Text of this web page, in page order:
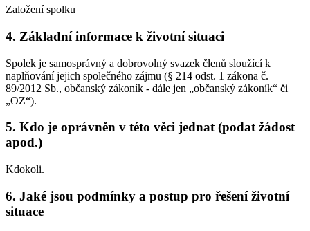
Založení spolku
4. Základní informace k životní situaci
Spolek je samosprávný a dobrovolný svazek členů sloužící k
naplňování jejich společného zájmu (§ 214 odst. 1 zákona č.
89/2012 Sb., občanský zákoník - dále jen „občanský zákoník“ či
„OZ“).
5. Kdo je oprávněn v této věci jednat (podat žádost
apod.)
Kdokoli.
6. Jaké jsou podmínky a postup pro řešení životní
situace